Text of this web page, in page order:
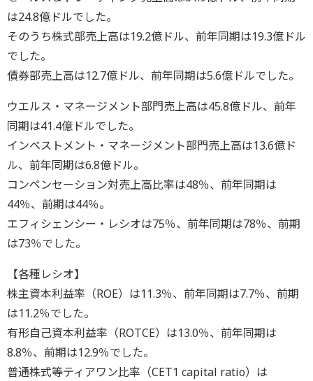
は24.8億ドルでした。
そのうち株式部売上高は19.2億ドル、前年同期は19.3億ドル
でした。
債券部売上高は12.7億ドル、前年同期は5.6億ドルでした。
ウエルス・マネージメント部門売上高は45.8億ドル、前年
同期は41.4億ドルでした。
インベストメント・マネージメント部門売上高は13.6億ド
ル、前年同期は6.8億ドル。
コンペンセーション対売上高比率は48％、前年同期は
44％、前期は44％。
エフィシェンシー・レシオは75％、前年同期は78％、前期
は73％でした。
【各種レシオ】
株主資本利益率（ROE）は11.3％、前年同期は7.7％、前期
は11.2％でした。
有形自己資本利益率（ROTCE）は13.0％、前年同期は
8.8％、前期は12.9％でした。
普通株式等ティアワン比率（CET1 capital ratio）は